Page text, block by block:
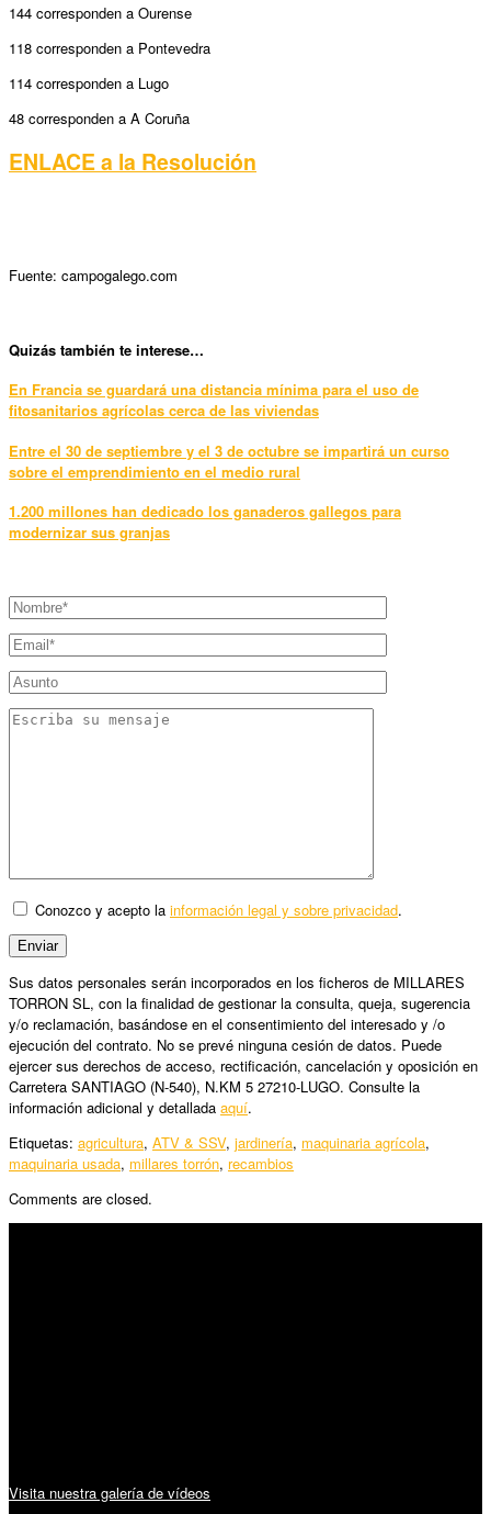
144 corresponden a Ourense
118 corresponden a Pontevedra
114 corresponden a Lugo
48 corresponden a A Coruña
ENLACE a la Resolución
Fuente: campogalego.com
Quizás también te interese…
En Francia se guardará una distancia mínima para el uso de
fitosanitarios agrícolas cerca de las viviendas
Entre el 30 de septiembre y el 3 de octubre se impartirá un curso
sobre el emprendimiento en el medio rural
1.200 millones han dedicado los ganaderos gallegos para
modernizar sus granjas
Conozco y acepto la información legal y sobre privacidad.
Sus datos personales serán incorporados en los ficheros de MILLARES
TORRON SL, con la finalidad de gestionar la consulta, queja, sugerencia
y/o reclamación, basándose en el consentimiento del interesado y /o
ejecución del contrato. No se prevé ninguna cesión de datos. Puede
ejercer sus derechos de acceso, rectificación, cancelación y oposición en
Carretera SANTIAGO (N-540), N.KM 5 27210-LUGO. Consulte la
información adicional y detallada aquí.
Etiquetas: agricultura, ATV & SSV, jardinería, maquinaria agrícola,
maquinaria usada, millares torrón, recambios
Comments are closed.
Visita nuestra galería de vídeos